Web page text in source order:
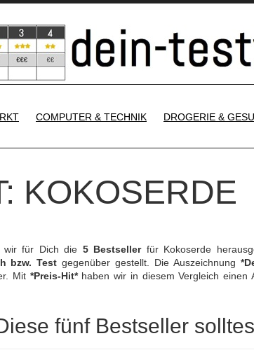
COMPUTER & TECHNIK DROGERIE &
KOKOSERDE
wir für Dich die 5 Bestsellerfür Kokoserde
bzw. Test gegenüber gestellt. Die Auszeichnung
Mit *Preis-Hit*haben wir in diesem Vergleich einen
fünf Bestseller